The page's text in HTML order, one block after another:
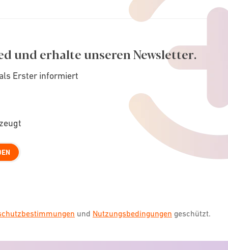
und erhalte unseren Newsletter.
Erster informiert
und Nutzungsbedingungen geschützt.